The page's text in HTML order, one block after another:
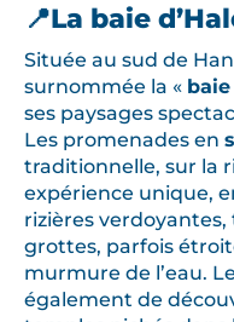
📍La baie
Située au sud de
surnommée la «
ses paysages
Les promenades en
traditionnelle, sur la
expérience unique,
rizières
grottes, parfois
murmure de l’eau.
également de